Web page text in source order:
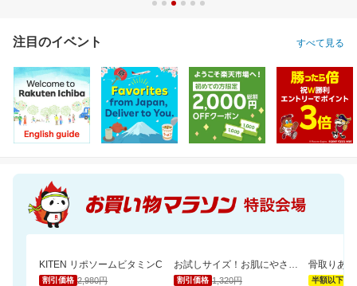
注目のイベント すべて見る
KITEN リポソームビタミンC
割引価格 2,980円
お試しサイズ！お肌にやさしいおしりふき (80枚×6パック)【楽天オリジナル】
割引価格 1,320円 半額以下